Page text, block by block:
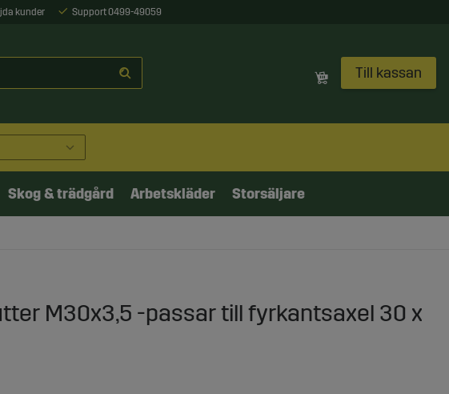
kunder Support 0499-49059
Till kassan
Skog & trädgård Arbetskläder Storsäljare
M30x3,5 -passar till fyrkantsaxel 30 x